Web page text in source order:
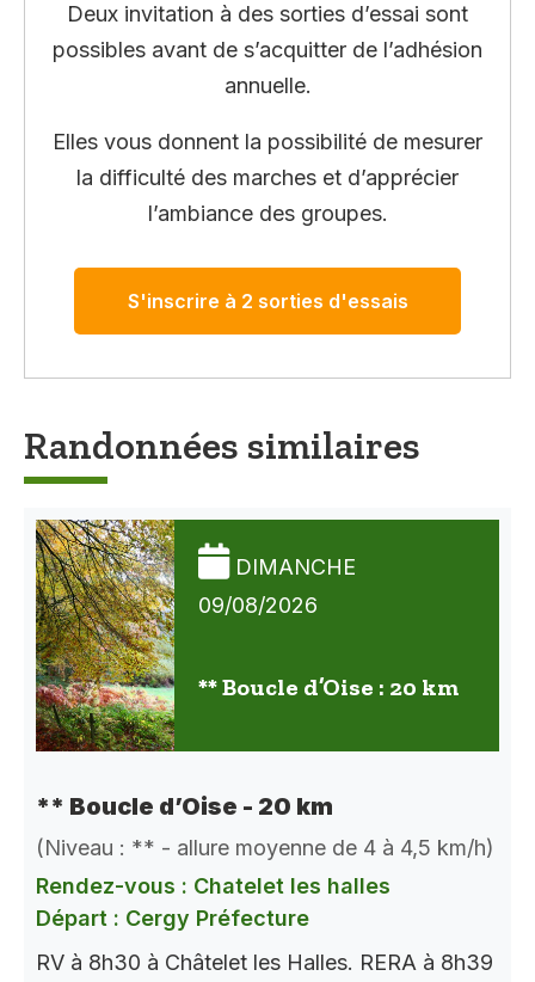
Deux invitation à des sorties d’essai sont
possibles avant de s’acquitter de l’adhésion
annuelle.
Elles vous donnent la possibilité de mesurer
la difficulté des marches et d’apprécier
l’ambiance des groupes.
S'inscrire à 2 sorties d'essais
Randonnées similaires
DIMANCHE
09/08/2026
** Boucle d’Oise : 20 km
** Boucle d’Oise - 20 km
(Niveau : ** - allure moyenne de 4 à 4,5 km/h)
Rendez-vous : Chatelet les halles
Départ : Cergy Préfecture
RV à 8h30 à Châtelet les Halles. RERA à 8h39